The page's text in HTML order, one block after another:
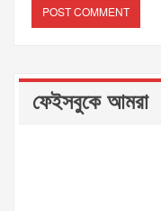
ফেইসবুকে আমরা